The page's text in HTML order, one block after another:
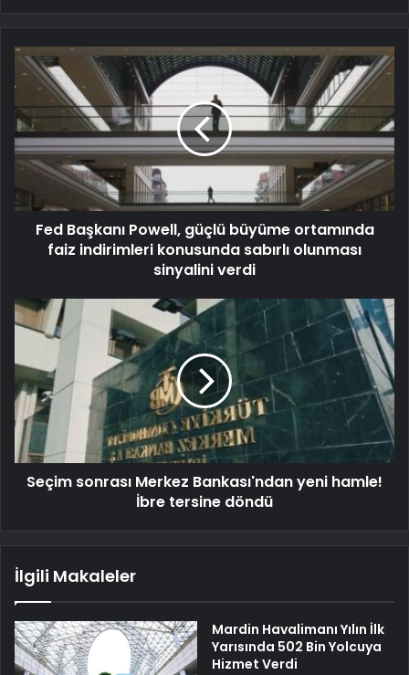
Fed Başkanı Powell, güçlü büyüme ortamında
faiz indirimleri konusunda sabırlı olunması
sinyalini verdi
Seçim sonrası Merkez Bankası'ndan yeni hamle!
İbre tersine döndü
İlgili Makaleler
Mardin Havalimanı Yılın İlk
Yarısında 502 Bin Yolcuya
Hizmet Verdi